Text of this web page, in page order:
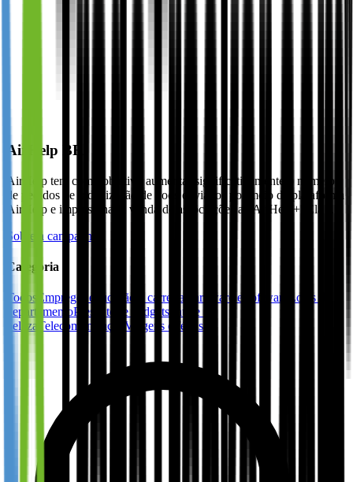
AirHelp BR
AirHelp tem como objetivo aumentar significativamente o número
de pedidos de indenização de voos enviados por meio da plataforma
AirHelp e impulsionar a venda de associações ao AirHelp+. Ela …
Sobre a campanha
Categoria
Todos Emprego, educação e carreira Hardware e software
Lojas de
departamentoPresentes e gadgets Saúde e
beleza Telecomunicação Viagens e férias